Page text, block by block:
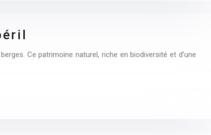
Ce patrimoine naturel, riche en biodiversité et d’une